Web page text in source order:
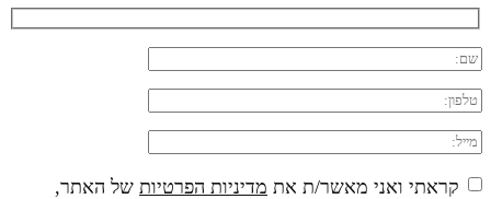
קראתי ואני מאשר/ת את מדיניות הפרטיות של האתר,